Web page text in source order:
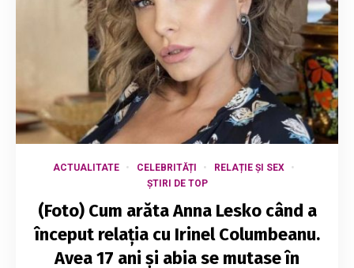
ACTUALITATE CELEBRITĂȚI
RELAȚIE ȘI SEX
ȘTIRI DE TOP
(Foto) Cum arăta Anna Lesko când a
început relația cu Irinel Columbeanu.
Avea 17 ani și abia se mutase în